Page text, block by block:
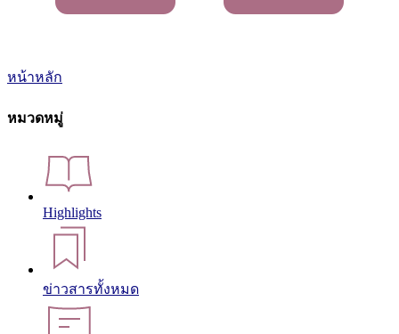
หน้าหลัก
หมวดหมู่
Highlights
ข่าวสารทั้งหมด